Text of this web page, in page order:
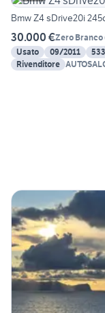
Bmw Z4 sDrive20i
30.000 €Zero Branco
Usato
09/2011
Rivenditore